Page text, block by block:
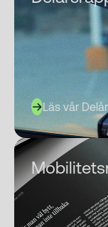
Läs vår